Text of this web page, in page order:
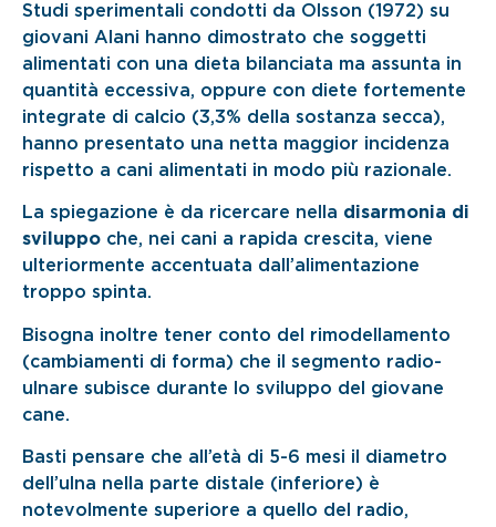
Studi sperimentali condotti da Olsson (1972) su
giovani Alani hanno dimostrato che soggetti
alimentati con una dieta bilanciata ma assunta in
quantità eccessiva, oppure con diete fortemente
integrate di calcio (3,3% della sostanza secca),
hanno presentato una netta maggior incidenza
rispetto a cani alimentati in modo più razionale.
La spiegazione è da ricercare nella disarmonia di
sviluppo che, nei cani a rapida crescita, viene
ulteriormente accentuata dall’alimentazione
troppo spinta.
Bisogna inoltre tener conto del rimodellamento
(cambiamenti di forma) che il segmento radio-
ulnare subisce durante lo sviluppo del giovane
cane.
Basti pensare che all’età di 5-6 mesi il diametro
dell’ulna nella parte distale (inferiore) è
notevolmente superiore a quello del radio,